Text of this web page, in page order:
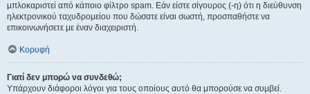
μπλοκαριστεί από κάποιο φίλτρο spam. Εάν είστε σίγουρος (-η) ότι η διεύθυνση
ηλεκτρονικού ταχυδρομείου που δώσατε είναι σωστή, προσπαθήστε να
επικοινωνήσετε με έναν διαχειριστή.
Κορυφή
Γιατί δεν μπορώ να συνδεθώ;
Υπάρχουν διάφοροι λόγοι για τους οποίους αυτό θα μπορούσε να συμβεί.